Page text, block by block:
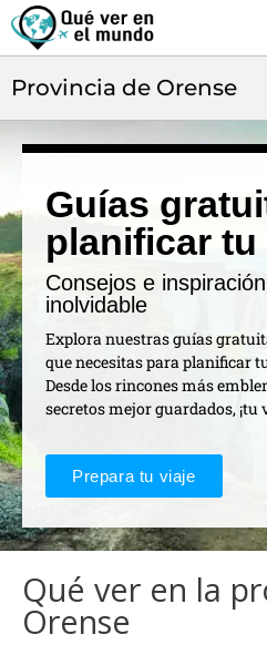
Provincia de Orense
Guías
planificar tu
Consejos e
inolvidable
Explora nuestras guías
que necesitas para planificar
Desde los rincones más
secretos mejor guardados,
Prepara tu viaje
Qué ver en la
Orense